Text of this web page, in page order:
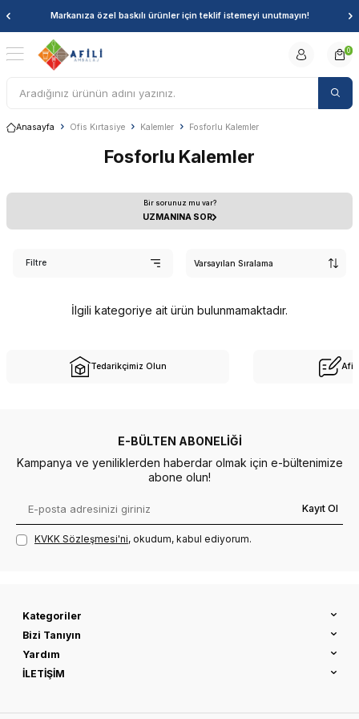
Markanıza özel baskılı ürünler için teklif istemeyi unutmayın!
0
Anasayfa Ofis Kırtasiye Kalemler Fosforlu Kalemler
Fosforlu Kalemler
Bir sorunuz mu var?
UZMANINA SOR
Filtre
İlgili kategoriye ait ürün bulunmamaktadır.
Tedarikçimiz Olun
E-BÜLTEN ABONELIĞI
Kampanya ve yeniliklerden haberdar olmak için e-bültenimize
abone olun!
Kayıt Ol
KVKK Sözleşmesi'ni, okudum, kabul ediyorum.
Kategoriler
Bizi Tanıyın
Yardım
İLETİŞİM